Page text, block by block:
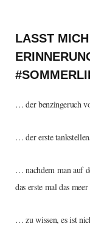
LASST
… der benzingeruch
… der erste
… nachdem man auf
das erste mal das meer
… zu wissen, es ist